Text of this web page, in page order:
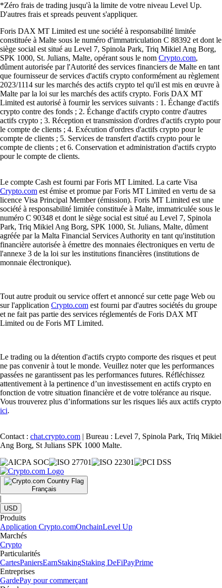
*Zéro frais de trading jusqu'à la limite de votre niveau Level Up.
D'autres frais et spreads peuvent s'appliquer.
Foris DAX MT Limited est une société à responsabilité limitée
constituée à Malte sous le numéro d'immatriculation C 88392 et dont le
siège social est situé au Level 7, Spinola Park, Triq Mikiel Ang Borg,
SPK 1000, St. Julians, Malte, opérant sous le nom Crypto.com,
dûment autorisée par l'Autorité des services financiers de Malte en tant
que fournisseur de services d'actifs crypto conformément au règlement
2023/1114 sur les marchés des actifs crypto tel qu'il est mis en œuvre à
Malte par la loi sur les marchés des actifs crypto. Foris DAX MT
Limited est autorisé à fournir les services suivants : 1. Échange d'actifs
crypto contre des fonds ; 2. Échange d'actifs crypto contre d'autres
actifs crypto ; 3. Réception et transmission d'ordres d'actifs crypto pour
le compte de clients ; 4. Exécution d'ordres d'actifs crypto pour le
compte de clients ; 5. Services de transfert d'actifs crypto pour le
compte de clients ; et 6. Conservation et administration d'actifs crypto
pour le compte de clients.
Le compte Cash est fourni par Foris MT Limited. La carte Visa
Crypto.com est émise et promue par Foris MT Limited en vertu de sa
licence Visa Principal Member (émission). Foris MT Limited est une
société à responsabilité limitée constituée à Malte, immatriculée sous le
numéro C 90348 et dont le siège social est situé au Level 7, Spinola
Park, Triq Mikiel Ang Borg, SPK 1000, St. Julians, Malte, dûment
agréée par la Malta Financial Services Authority en tant qu'institution
financière autorisée à émettre des monnaies électroniques en vertu de
l'annexe 3 de la loi sur les institutions financières (institutions de
monnaie électronique).
Tout autre produit ou service offert et annoncé sur cette page Web ou
sur l'application Crypto.com est fourni par d'autres sociétés du groupe
et ne fait pas partie des services réglementés de Foris DAX MT
Limited ou de Foris MT Limited.
Le trading ou la détention d'actifs crypto comporte des risques et peut
ne pas convenir à tout le monde. Veuillez noter que les performances
passées ne garantissent pas les performances futures. Réfléchissez
attentivement à la pertinence d’un investissement en actifs crypto en
fonction de votre situation financière et de votre tolérance au risque.
Vous trouverez plus d’informations sur les risques liés aux actifs crypto
ici.
Contact : chat.crypto.com | Bureau : Level 7, Spinola Park, Triq Mikiel
Ang Borg, St Julians SPK 1000 Malte.
Français
|
USD
Produits
Application Crypto.comOnchainLevel Up
Marchés
Crypto
Particularités
CartesPaniersEarnStakingStaking DeFiPayPrime
Entreprises
GardePay pour commerçant